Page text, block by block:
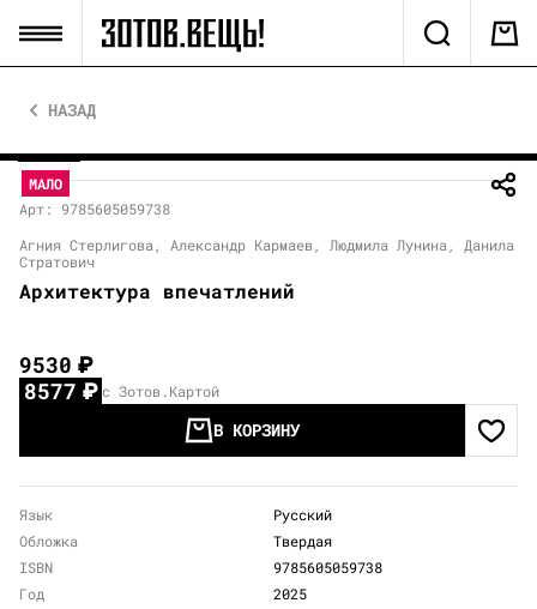
НАЗАД
МАЛО
Арт: 9785605059738
Агния Стерлигова, Александр Кармаев, Людмила Лунина, Данила
Стратович
Архитектура впечатлений
9530₽
8577₽ с Зотов.Картой
В КОРЗИНУ
Язык
Русский
Обложка
Твердая
ISBN
9785605059738
Год
2025